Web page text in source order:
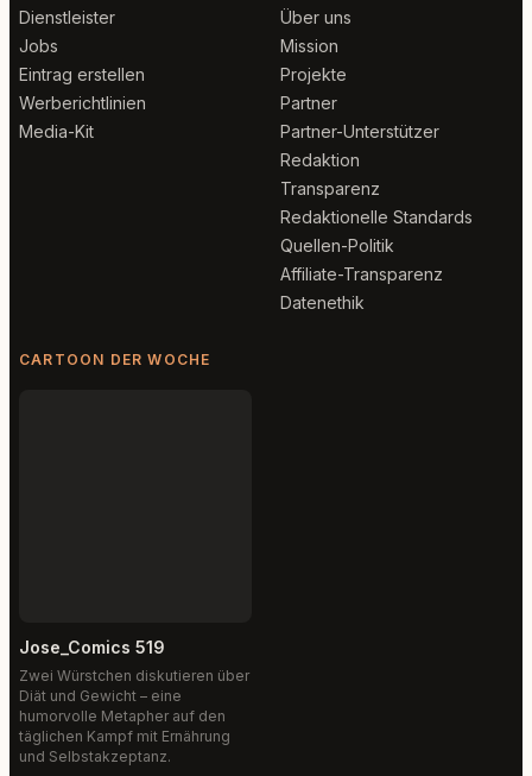
Dienstleister
Jobs
Eintrag erstellen
Werberichtlinien
Media-Kit
Über uns
Mission
Projekte
Partner
Partner-Unterstützer
Redaktion
Transparenz
Redaktionelle Standards
Quellen-Politik
Affiliate-Transparenz
Datenethik
CARTOON DER WOCHE
Jose_Comics 519
Zwei Würstchen diskutieren über
Diät und Gewicht – eine
humorvolle Metapher auf den
täglichen Kampf mit Ernährung
und Selbstakzeptanz.